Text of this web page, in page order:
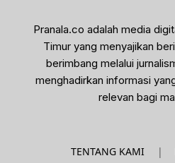
Pranala.co adalah media
Timur yang menyajikan
berimbang melalui
menghadirkan informasi
relevan bagi
TENTANG KAMI |